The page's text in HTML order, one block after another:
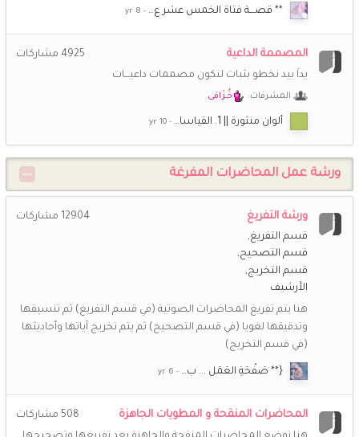
** قصـــة فتاة الخمس عشر ع…
المصممة الداعية
يداَ بيد نخطو بثبات لنكون مصممات داعيـــات
المشرفات: خُـزَامَى
4925 مشاركات
ألوان منثورة || 1. القياسا…
ورشة عمل المحاضرات المفرغة
ورشة التفريغ
قسم التفريغ
قسم التصحيح
قسم التخريج
الأرشيف
هنا يتم تفريغ المحاضرات الصوتية (في قسم التفريغ) ثم تنسيقها
وتدقيقها لغويا (في قسم التصحيح) ثم يتم تخريج آياتها وأحاديثها
(في قسم التخريج)
12904 مشاركات
{** صَفْحَةِ العَمَل ... ب…
المحاضرات المنقحة و المطويات الجاهزة 508 مشاركات